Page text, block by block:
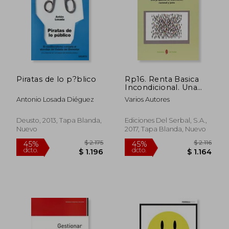
dcto. $ 2.565 dcto.
Piratas de lo p?blico
Antonio Losada Diéguez
Deusto, 2013, Tapa Blanda,
Nuevo
Rp16. Renta Basica
Incondicional. Una
Propuesta de
Financia
Varios Autores
Ediciones Del Serbal, S.A.,
2017, Tapa Blanda, Nuevo